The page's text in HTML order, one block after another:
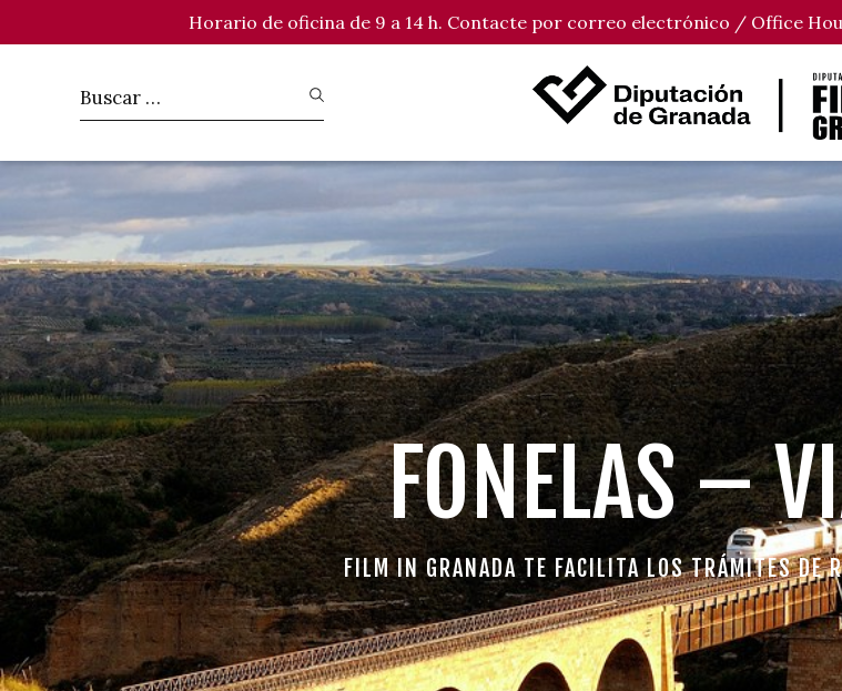
Horario de oficina de 9 a 14 h. Contacte por correo electrónico / Office
FONELAS –
FILM IN GRANADA TE FACILITA LOS TRÁMITES DE